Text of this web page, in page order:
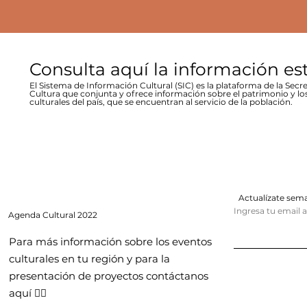
Consulta aquí la información
El Sistema de Información Cultural (SIC) es la plataforma de la
Cultura que conjunta y ofrece información sobre el patrimonio y
culturales del país, que se encuentran al servicio de la población.
Agenda Cultural 2022
Para más información sobre los eventos
culturales en tu región y para la
presentación de proyectos contáctanos
aquí 👇🏻
Actualízate
Ingresa tu email